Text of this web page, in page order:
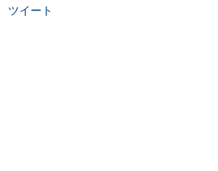
ツイート